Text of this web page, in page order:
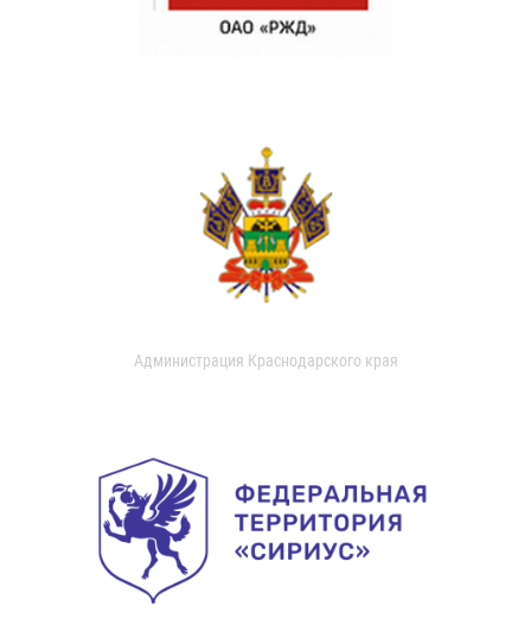
Администрация Краснодарского края